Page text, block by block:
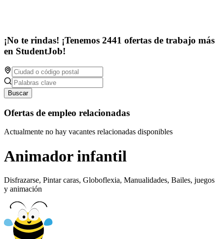
¡No te rindas! ¡Tenemos 2441 ofertas de trabajo más
en StudentJob!
Buscar
Ofertas de empleo relacionadas
Actualmente no hay vacantes relacionadas disponibles
Animador infantil
Disfrazarse, Pintar caras, Globoflexia, Manualidades, Bailes, juegos
y animación